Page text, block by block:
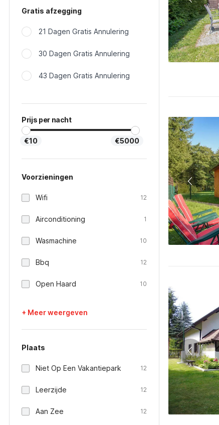
Gratis afzegging
21 Dagen Gratis Annulering
30 Dagen Gratis Annulering
43 Dagen Gratis Annulering
Prijs per nacht
€10 €5000
Voorzieningen
Wifi 12
Airconditioning 1
Wasmachine 10
Bbq 12
Open Haard 10
+ Meer weergeven
Plaats
Niet Op Een Vakantiepark 12
Leerzijde 12
Aan Zee 12